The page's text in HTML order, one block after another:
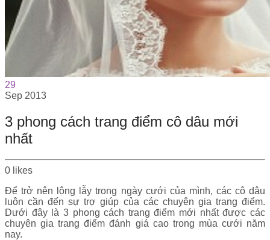
29
Sep 2013
3 phong cách trang điểm cô dâu mới
nhất
0 likes
Để trở nên lộng lẫy trong ngày cưới của mình, các cô dâu
luôn cần đến sự trợ giúp của các chuyên gia trang điểm.
Dưới đây là 3 phong cách trang điểm mới nhất được các
chuyên gia trang điểm đánh giá cao trong mùa cưới năm
nay.